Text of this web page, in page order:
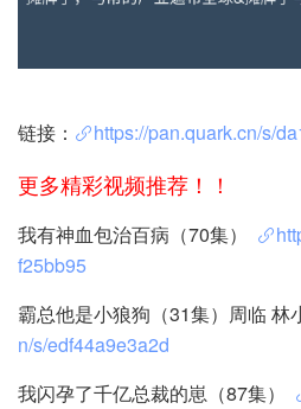
链接： https://pan.quark.cn/s/
更多精彩视频推荐！！
我有神血包治百病（70集）
f25bb95
霸总他是小狼狗（31集）周临 林
n/s/edf44a9e3a2d
我闪孕了千亿总裁的崽（87集）